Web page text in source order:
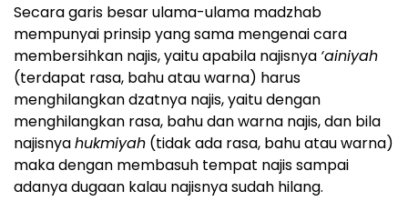
Secara garis besar ulama-ulama madzhab
mempunyai prinsip yang sama mengenai cara
membersihkan najis, yaitu apabila najisnya ‘ainiyah
(terdapat rasa, bahu atau warna) harus
menghilangkan dzatnya najis, yaitu dengan
menghilangkan rasa, bahu dan warna najis, dan bila
najisnyahukmiyah (tidak ada rasa, bahu atau warna)
maka dengan membasuh tempat najis sampai
adanya dugaan kalau najisnya sudah hilang.